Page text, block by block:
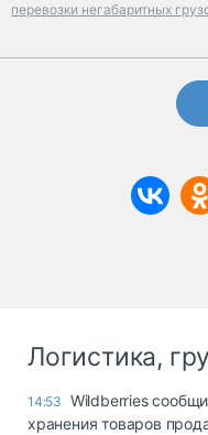
перевозки негабаритных
Логистика,
14:53 Wildberries
хранения товаров